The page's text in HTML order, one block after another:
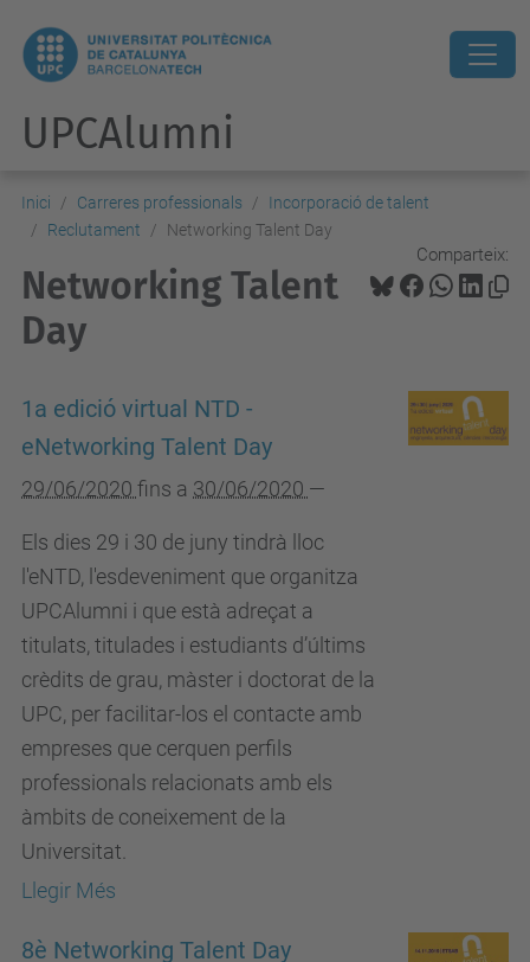
UPCAlumni
Inici Carreres professionals
Incorporació de talent
Reclutament
Networking Talent Day
Comparteix:
Networking Talent
Day
1a edició virtual NTD -
eNetworking Talent Day
29/06/2020 fins a 30/06/2020 —
Els dies 29 i 30 de juny tindrà lloc
l'eNTD, l'esdeveniment que organitza
UPCAlumni i que està adreçat a
titulats, titulades i estudiants d’últims
crèdits de grau, màster i doctorat de la
UPC, per facilitar-los el contacte amb
empreses que cerquen perfils
professionals relacionats amb els
àmbits de coneixement de la
Universitat.
Llegir Més
8è Networking Talent Day